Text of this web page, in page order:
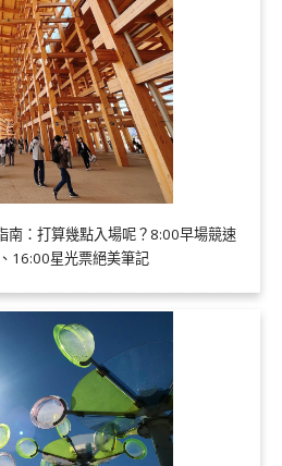
南：打算幾點入場呢？8:00早場競速
16:00星光票絕美筆記